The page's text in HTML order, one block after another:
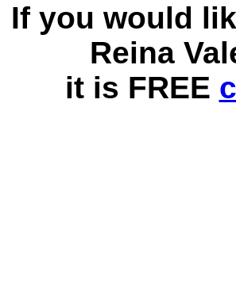
If you would
Reina
it is FREE